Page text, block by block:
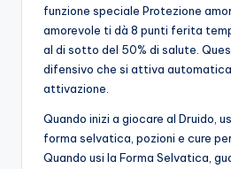
funzione speciale Protezione
amorevole ti dà 8 punti ferita
al di sotto del 50% di salute.
difensivo che si attiva
attivazione.
Quando inizi a giocare al Druido,
forma selvatica, pozioni e cure
Quando usi la Forma Selvatica,